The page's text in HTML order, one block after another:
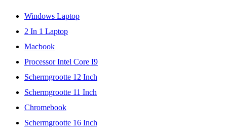
Windows Laptop
2 In 1 Laptop
Macbook
Processor Intel Core I9
Schermgrootte 12 Inch
Schermgrootte 11 Inch
Chromebook
Schermgrootte 16 Inch